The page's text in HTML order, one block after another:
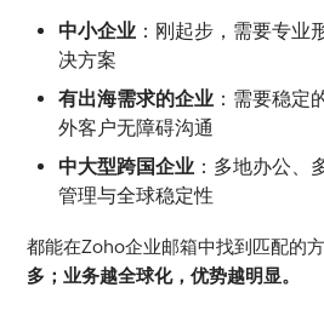
中小企业：刚起步，需要专业
决方案
有出海需求的企业：需要稳定
外客户无障碍沟通
中大型跨国企业：多地办公、
管理与全球稳定性
都能在Zoho企业邮箱中找到匹配的
多；业务越全球化，优势越明显。